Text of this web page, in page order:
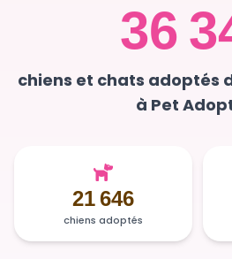
36
chiens et chats adoptés
à Pet
21 646
chiens adoptés